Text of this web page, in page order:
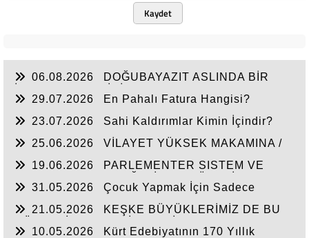
Kaydet
06.08.2026
DOĞUBAYAZIT ASLINDA BİR
29.07.2026
En Pahalı Fatura Hangisi?
23.07.2026
Sahi Kaldırımlar Kimin İçindir?
25.06.2026
VİLAYET YÜKSEK MAKAMINA /
19.06.2026
PARLEMENTER SISTEM VE
DEĞERLENDIRME
31.05.2026
Çocuk Yapmak İçin Sadece
21.05.2026
KEŞKE BÜYÜKLERİMİZ DE BU
10.05.2026
Kürt Edebiyatının 170 Yıllık